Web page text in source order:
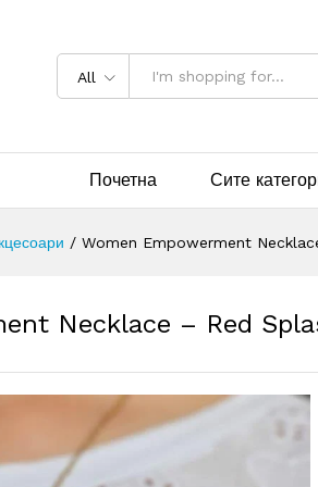
All
Почетна Сите
/ Women Empowerment
Necklace – Red